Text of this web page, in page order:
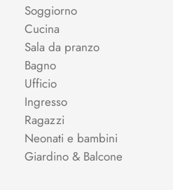
Soggiorno
Cucina
Sala da pranzo
Bagno
Ufficio
Ingresso
Ragazzi
Neonati e bambini
Giardino & Balcone